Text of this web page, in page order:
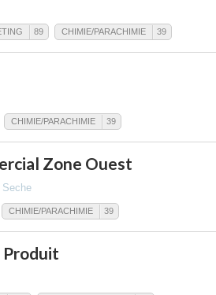
89 CHIMIE/PARACHIMIE 39
CHIMIE/PARACHIMIE 39
Zone Ouest
Seche
CHIMIE/PARACHIMIE 39